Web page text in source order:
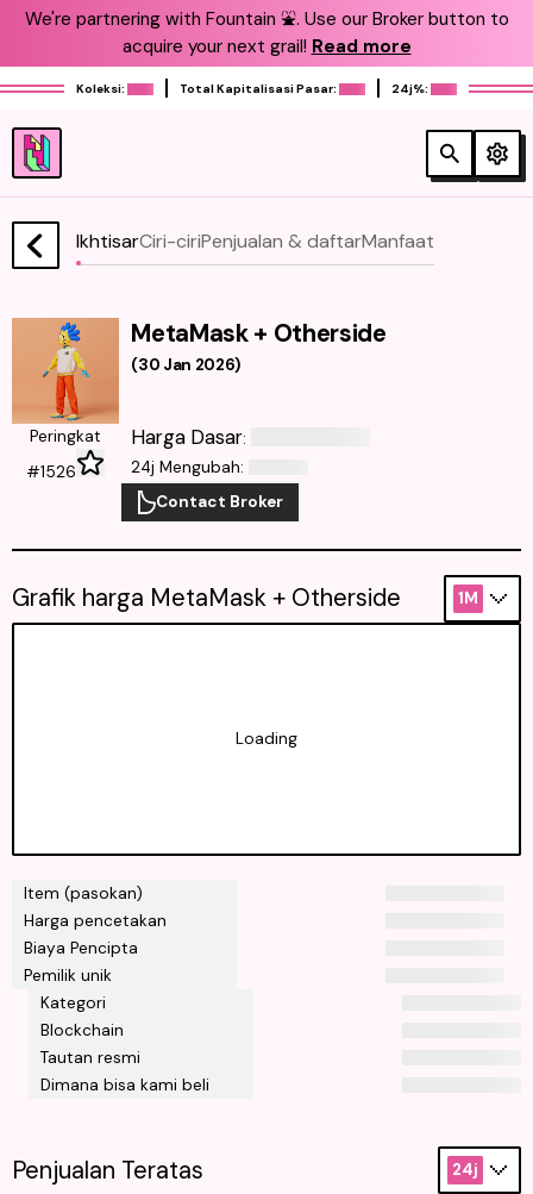
We're partnering with Fountain ⛲️. Use our Broker button to
acquire your next grail! Read more
Koleksi: Total Kapitalisasi Pasar: 24j%:
IkhtisarCiri-ciriPenjualan & daftarManfaat
MetaMask + Otherside
(30 Jan 2026)
Peringkat
#1526
Harga Dasar:
24j Mengubah:
Contact Broker
Item (pasokan)
Harga pencetakan
Biaya Pencipta
Pemilik unik
Kategori
Blockchain
Tautan resmi
Dimana bisa kami beli
Grafik harga MetaMask + Otherside 1M
Loading
Penjualan Teratas 24j